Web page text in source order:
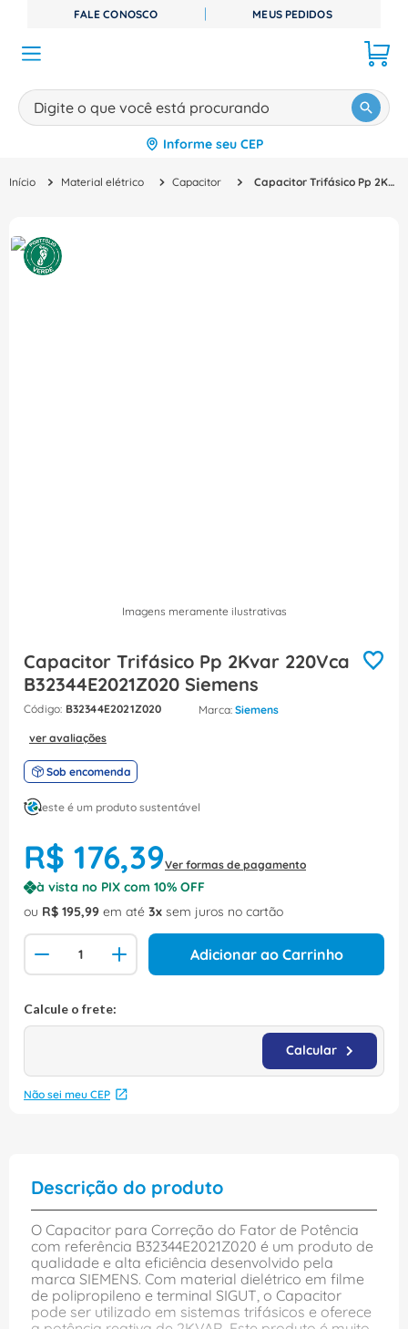
FALE CONOSCO MEUS PEDIDOS
Digite o que você está procurando
Informe seu CEP
Material elétrico Capacitor Capacitor Trifásico Pp 2Kvar 220Vca B32344E2021Z020 Siemens
Imagens meramente ilustrativas
Capacitor Trifásico Pp 2Kvar 220Vca
B32344E2021Z020 Siemens
: B32344E2021Z020 Siemens
ver avaliações
Sob encomenda
este é um produto sustentável
R$ 176,39Ver formas de pagamento
à vista no PIX com 10% OFF
ou R$ 195,99 em até 3 sem juros no cartão
Adicionar ao Carrinho
Não sei meu CEP
Descrição do produto
O Capacitor para Correção do Fator de Potência
com referência B32344E2021Z020 é um produto de
qualidade e alta eficiência desenvolvido pela
marca SIEMENS. Com material dielétrico em filme
de polipropileno e terminal SIGUT, o Capacitor
pode ser utilizado em sistemas trifásicos e oferece
TERMOS MAIS BUSCADOS
º disjuntor
3º